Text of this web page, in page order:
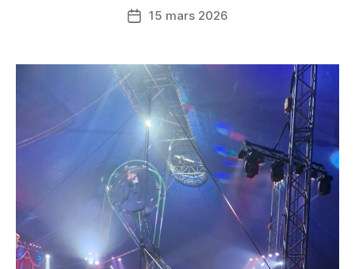
Date15 mars 2026